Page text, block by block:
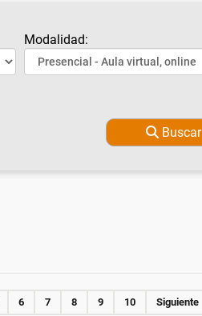
Modalidad:
Buscar
6 7 8 9 10 Siguiente